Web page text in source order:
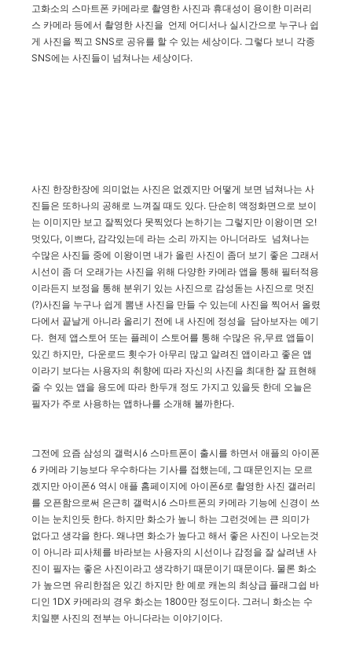
고화소의 스마트폰 카메라로 촬영한 사진과 휴대성이 용이한 미러리
스 카메라 등에서 촬영한 사진을 언제 어디서나 실시간으로 누구나 쉽
게 사진을 찍고 SNS로 공유를 할 수 있는 세상이다. 그렇다 보니 각종
SNS에는 사진들이 넘쳐나는 세상이다.
사진 한장한장에 의미없는 사진은 없겠지만 어떻게 보면 넘쳐나는 사
진들은 또하나의 공해로 느껴질 때도 있다. 단순히 액정화면으로 보이
는 이미지만 보고 잘찍었다 못찍었다 논하기는 그렇지만 이왕이면 오!
멋있다, 이쁘다, 감각있는데 라는 소리 까지는 아니더라도 넘쳐나는
수많은 사진들 중에 이왕이면 내가 올린 사진이 좀더 보기 좋은 그래서
시선이 좀 더 오래가는 사진을 위해 다양한 카메라 앱을 통해 필터적용
이라든지 보정을 통해 분위기 있는 사진으로 감성돋는 사진으로 멋진
(?)사진을 누구나 쉽게 뽐낸 사진을 만들 수 있는데 사진을 찍어서 올렸
다에서 끝날게 아니라 올리기 전에 내 사진에 정성을 담아보자는 예기
다. 현제 앱스토어 또는 플레이 스토어를 통해 수많은 유,무료 앱들이
있긴 하지만, 다운로드 횟수가 아무리 많고 알려진 앱이라고 좋은 앱
이라기 보다는 사용자의 취향에 따라 자신의 사진을 최대한 잘 표현해
줄 수 있는 앱을 용도에 따라 한두개 정도 가지고 있을듯 한데 오늘은
필자가 주로 사용하는 앱하나를 소개해 볼까한다.
그전에 요즘 삼성의 갤럭시6 스마트폰이 출시를 하면서 애플의 아이폰
6 카메라 기능보다 우수하다는 기사를 접했는데, 그 때문인지는 모르
겠지만 아이폰6 역시 애플 홈페이지에 아이폰6로 촬영한 사진 갤러리
를 오픈함으로써 은근히 갤럭시6 스마트폰의 카메라 기능에 신경이 쓰
이는 눈치인듯 한다. 하지만 화소가 높니 하는 그런것에는 큰 의미가
없다고 생각을 한다. 왜냐면 화소가 높다고 해서 좋은 사진이 나오는것
이 아니라 피사체를 바라보는 사용자의 시선이나 감정을 잘 살려낸 사
진이 필자는 좋은 사진이라고 생각하기 때문이기 때문이다. 물론 화소
가 높으면 유리한점은 있긴 하지만 한 예로 캐논의 최상급 플래그쉽 바
디인 1DX 카메라의 경우 화소는 1800만 정도이다. 그러니 화소는 수
치일뿐 사진의 전부는 아니다라는 이야기이다.